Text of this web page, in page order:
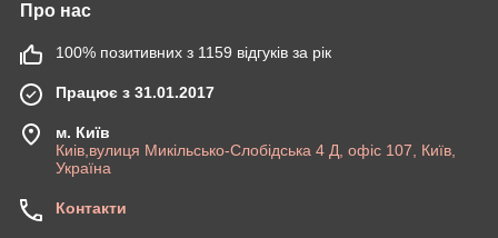
Про нас
100% позитивних з 1159 відгуків за рік
Працює з 31.01.2017
м. Київ
Киів,вулиця Микільсько-Слобідська 4 Д, офіс 107, Київ,
Україна
Контакти